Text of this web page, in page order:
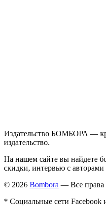
Издательство БОМБОРА —
издательство.
На нашем сайте вы найдете
скидки, интервью с
© 2026 Bombora — Все права
* Социальные сети Facebook